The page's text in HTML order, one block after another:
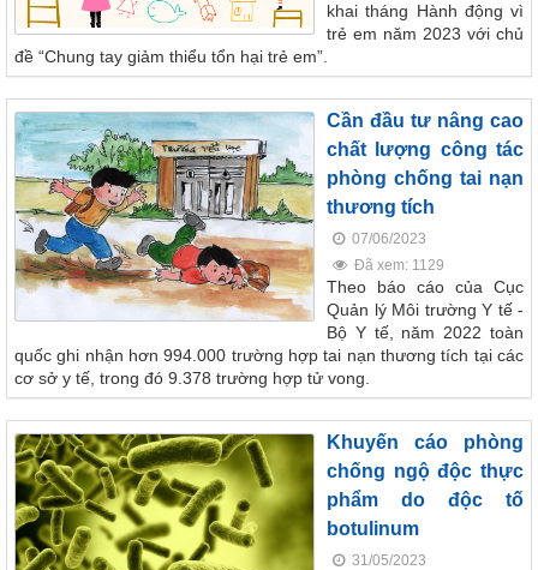
khai tháng Hành động vì
trẻ em năm 2023 với chủ
đề “Chung tay giảm thiểu tổn hại trẻ em”.
Cần đầu tư nâng cao
chất lượng công tác
phòng chống tai nạn
thương tích
07/06/2023
Đã xem: 1129
Theo báo cáo của Cục
Quản lý Môi trường Y tế -
Bộ Y tế, năm 2022 toàn
quốc ghi nhận hơn 994.000 trường hợp tai nạn thương tích tại các
cơ sở y tế, trong đó 9.378 trường hợp tử vong.
Khuyến cáo phòng
chống ngộ độc thực
phẩm do độc tố
botulinum
31/05/2023